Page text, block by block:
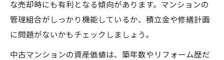
な売却時にも有利となる傾向があります。マンションの
管理組合がしっかり機能しているか、積立金や修繕計画
に問題がないかもチェックしましょう。
中古マンションの資産価値は、築年数やリフォーム歴だ